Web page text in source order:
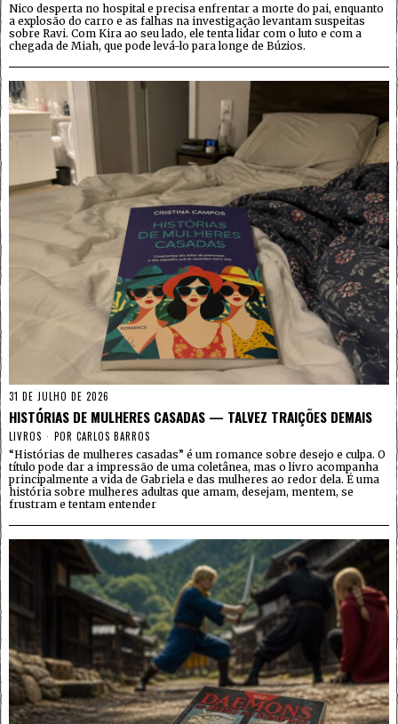
Nico desperta no hospital e precisa enfrentar a morte do pai, enquanto
a explosão do carro e as falhas na investigação levantam suspeitas
sobre Ravi. Com Kira ao seu lado, ele tenta lidar com o luto e com a
chegada de Miah, que pode levá-lo para longe de Búzios.
31 DE JULHO DE 2026
HISTÓRIAS DE MULHERES CASADAS — TALVEZ TRAIÇÕES DEMAIS
LIVROS POR CARLOS BARROS
“Histórias de mulheres casadas” é um romance sobre desejo e culpa. O
título pode dar a impressão de uma coletânea, mas o livro acompanha
principalmente a vida de Gabriela e das mulheres ao redor dela. É uma
história sobre mulheres adultas que amam, desejam, mentem, se
frustram e tentam entender